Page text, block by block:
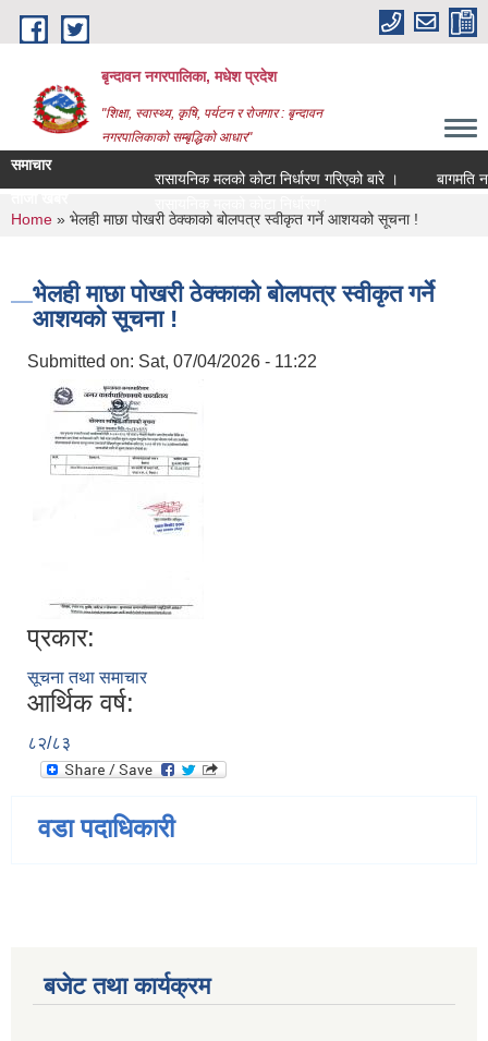
Skip to main content
बृन्दावन नगरपालिका, मधेश प्रदेश
"शिक्षा, स्वास्थ्य, कृषि, पर्यटन र रोजगार : बृन्दावन
नगरपालिकाको सम्बृद्धिको आधार"
समाचार
रासायनिक मलको कोटा निर्धारण गरिएको बारे ।
बागमति
You are here
Home » भेलही माछा पोखरी ठेक्काको बोलपत्र स्वीकृत गर्ने आशयको सूचना !
भेलही माछा पोखरी ठेक्काको बोलपत्र स्वीकृत गर्ने
आशयको सूचना !
Submitted on: Sat, 07/04/2026 - 11:22
प्रकार:
सूचना तथा समाचार
आर्थिक वर्ष:
८२/८३
वडा पदाधिकारी
बजेट तथा कार्यक्रम